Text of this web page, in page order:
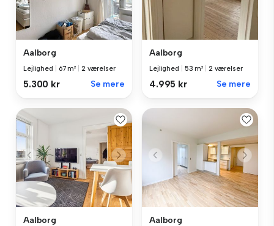
Aalborg
Lejlighed 67 m² 2 værelser
5.300 kr Se mere
Aalborg
Lejlighed 53 m² 2 værelser
4.995 kr Se mere
Aalborg Aalborg